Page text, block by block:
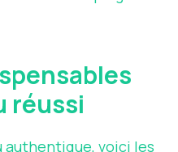
réussi
voici les